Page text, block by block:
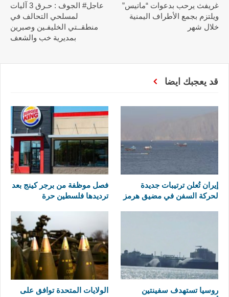
غريفث يرحب بدعوات “ماتيس”
ويلتزم بجمع الأطراف اليمنية
خلال شهر
عاجل# الجوف : حـرق 3 آليات
لمسلحي التحالف في
منطقــتي الخليفـين وصبرين
بمديرية خب والشعف
قد يعجبك ايضا
إيران تُعلن ترتيبات جديدة
لحركة السفن في مضيق هرمز
فصل موظفة من برجر كينج بعد
ترديدها فلسطين حرة
روسيا تستهدف سفينتين
الولايات المتحدة توافق على